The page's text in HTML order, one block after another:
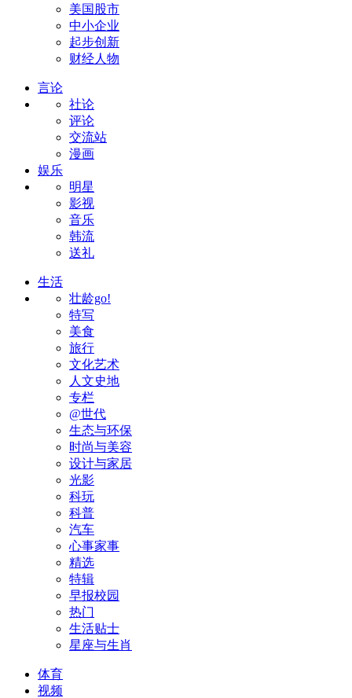
美国股市
中小企业
起步创新
财经人物
言论
社论
评论
交流站
漫画
娱乐
明星
影视
音乐
韩流
送礼
生活
壮龄go!
特写
美食
旅行
文化艺术
人文史地
专栏
@世代
生态与环保
时尚与美容
设计与家居
光影
科玩
科普
汽车
心事家事
精选
特辑
早报校园
热门
生活贴士
星座与生肖
体育
视频